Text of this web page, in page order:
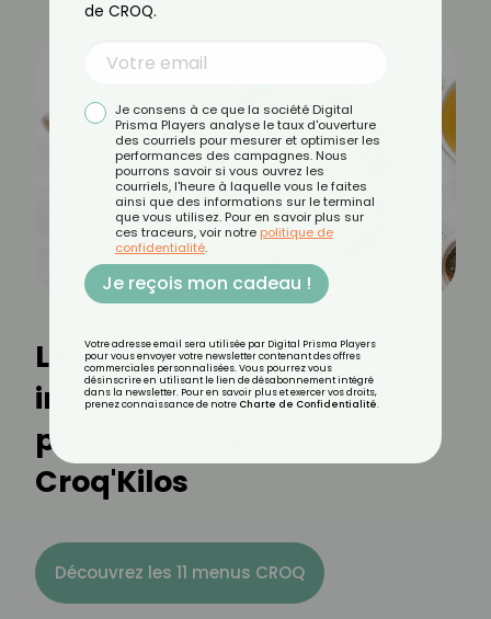
Les aliments
indispensables pour un
petit-déjeuner salé
Croq'Kilos
Découvrez les 11 menus CROQ
de CROQ.
Je consens à ce que la société Digital
Prisma Players analyse le taux d'ouverture
des courriels pour mesurer et optimiser les
performances des campagnes. Nous
pourrons savoir si vous ouvrez les
courriels, l'heure à laquelle vous le faites
ainsi que des informations sur le terminal
que vous utilisez. Pour en savoir plus sur
ces traceurs, voir notre politique de
confidentialité.
Je reçois mon cadeau !
Votre adresse email sera utilisée par Digital Prisma Players
pour vous envoyer votre newsletter contenant des offres
commerciales personnalisées. Vous pourrez vous
désinscrire en utilisant le lien de désabonnement intégré
dans la newsletter. Pour en savoir plus et exercer vos droits,
prenez connaissance de notre Charte de Confidentialité.